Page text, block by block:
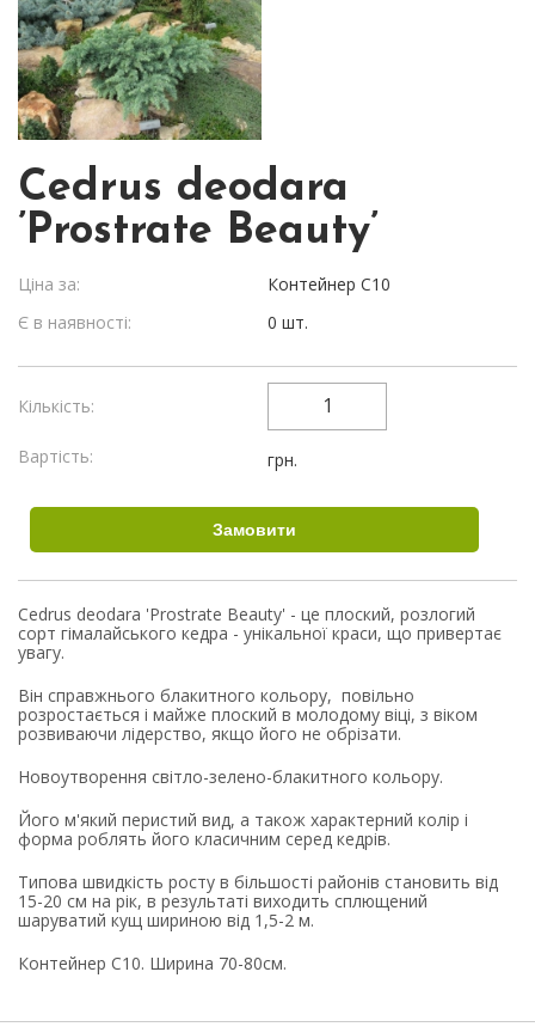
Cedrus deodara
’Prostrate Beauty’
Ціна за:
Контейнер С10
Є в наявності:
0 шт.
Кількість:
Вартість: грн.
Cedrus deodara 'Prostrate Beauty' - це плоский, розлогий
сорт гімалайського кедра - унікальної краси, що привертає
увагу.
Він справжнього блакитного кольору, повільно
розростається і майже плоский в молодому віці, з віком
розвиваючи лідерство, якщо його не обрізати.
Новоутворення світло-зелено-блакитного кольору.
Його м'який перистий вид, а також характерний колір і
форма роблять його класичним серед кедрів.
Типова швидкість росту в більшості районів становить від
15-20 см на рік, в результаті виходить сплющений
шаруватий кущ шириною від 1,5-2 м.
Контейнер С10. Ширина 70-80см.